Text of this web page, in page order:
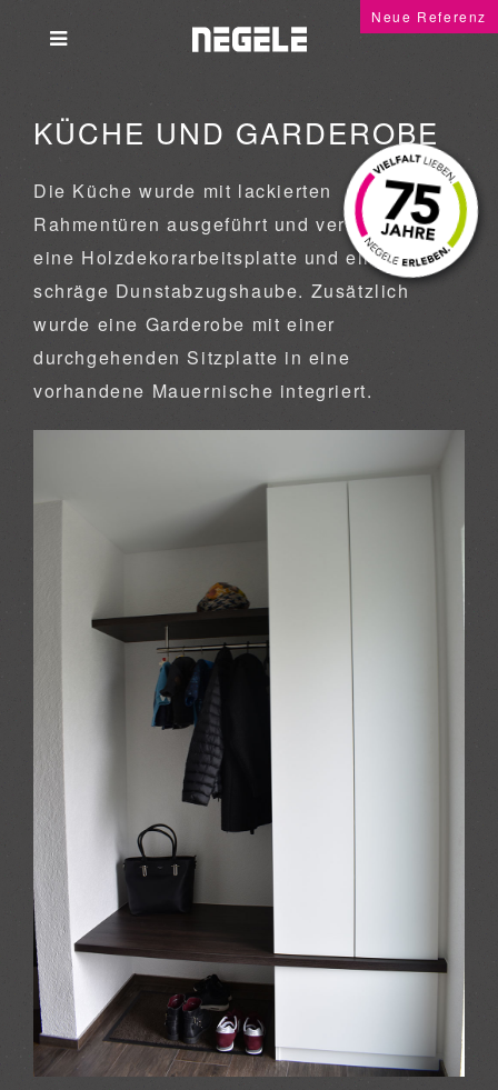
KÜCHE UND GARDEROBE
Neue Referenz
Die Küche wurde mit lackierten
Rahmentüren ausgeführt und verfügt über
eine Holzdekorarbeitsplatte und eine
schräge Dunstabzugshaube. Zusätzlich
wurde eine Garderobe mit einer
durchgehenden Sitzplatte in eine
vorhandene Mauernische integriert.